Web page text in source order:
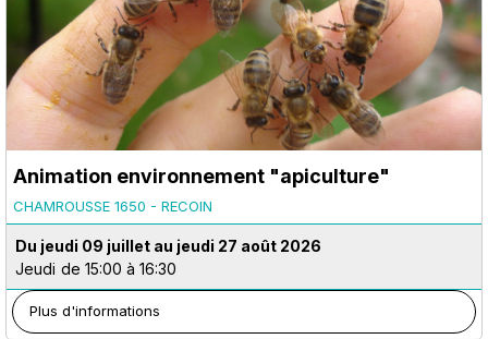
Animation environnement "apiculture"
CHAMROUSSE 1650 - RECOIN
Du jeudi 09 juillet au jeudi 27 août 2026
Jeudi de 15:00 à 16:30
Plus d'informations